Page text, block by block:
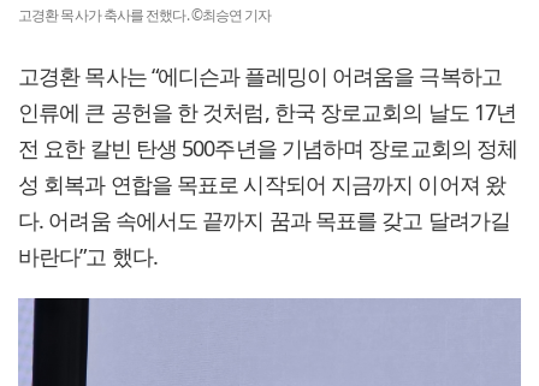
고경환 목사가 축사를 전했다. ©최승연 기자
고경환 목사는 “에디슨과 플레밍이 어려움을 극복하고
인류에 큰 공헌을 한 것처럼, 한국 장로교회의 날도 17년
전 요한 칼빈 탄생 500주년을 기념하며 장로교회의 정체
성 회복과 연합을 목표로 시작되어 지금까지 이어져 왔
다. 어려움 속에서도 끝까지 꿈과 목표를 갖고 달려가길
바란다”고 했다.